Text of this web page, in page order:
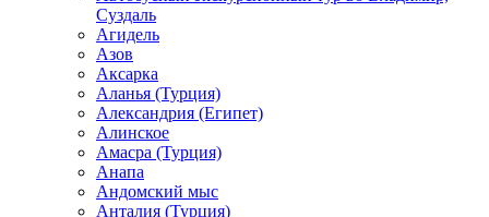
Суздаль
Агидель
Азов
Аксарка
Аланья (Турция)
Александрия (Египет)
Алинское
Амасра (Турция)
Анапа
Андомский мыс
Анталия (Турция)